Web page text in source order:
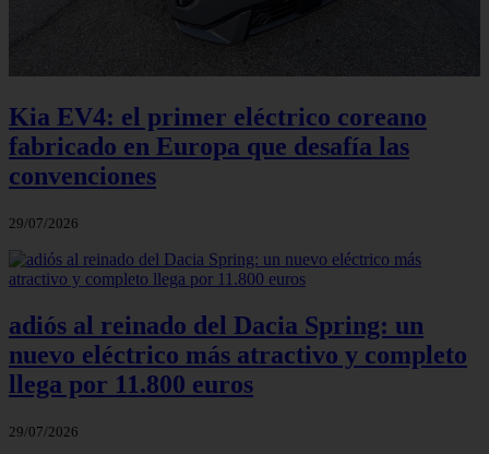
Kia EV4: el primer eléctrico coreano
fabricado en Europa que desafía las
convenciones
29/07/2026
adiós al reinado del Dacia Spring: un
nuevo eléctrico más atractivo y completo
llega por 11.800 euros
29/07/2026